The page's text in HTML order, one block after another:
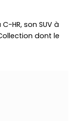
HR, son SUV à
dont le